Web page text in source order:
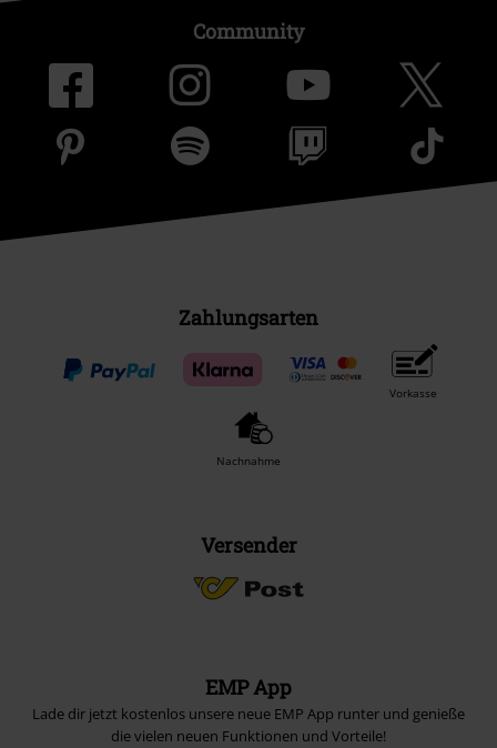
Community
Zahlungsarten
Vorkasse
Nachnahme
Versender
EMP App
Lade dir jetzt kostenlos unsere neue EMP App runter und genieße
die vielen neuen Funktionen und Vorteile!